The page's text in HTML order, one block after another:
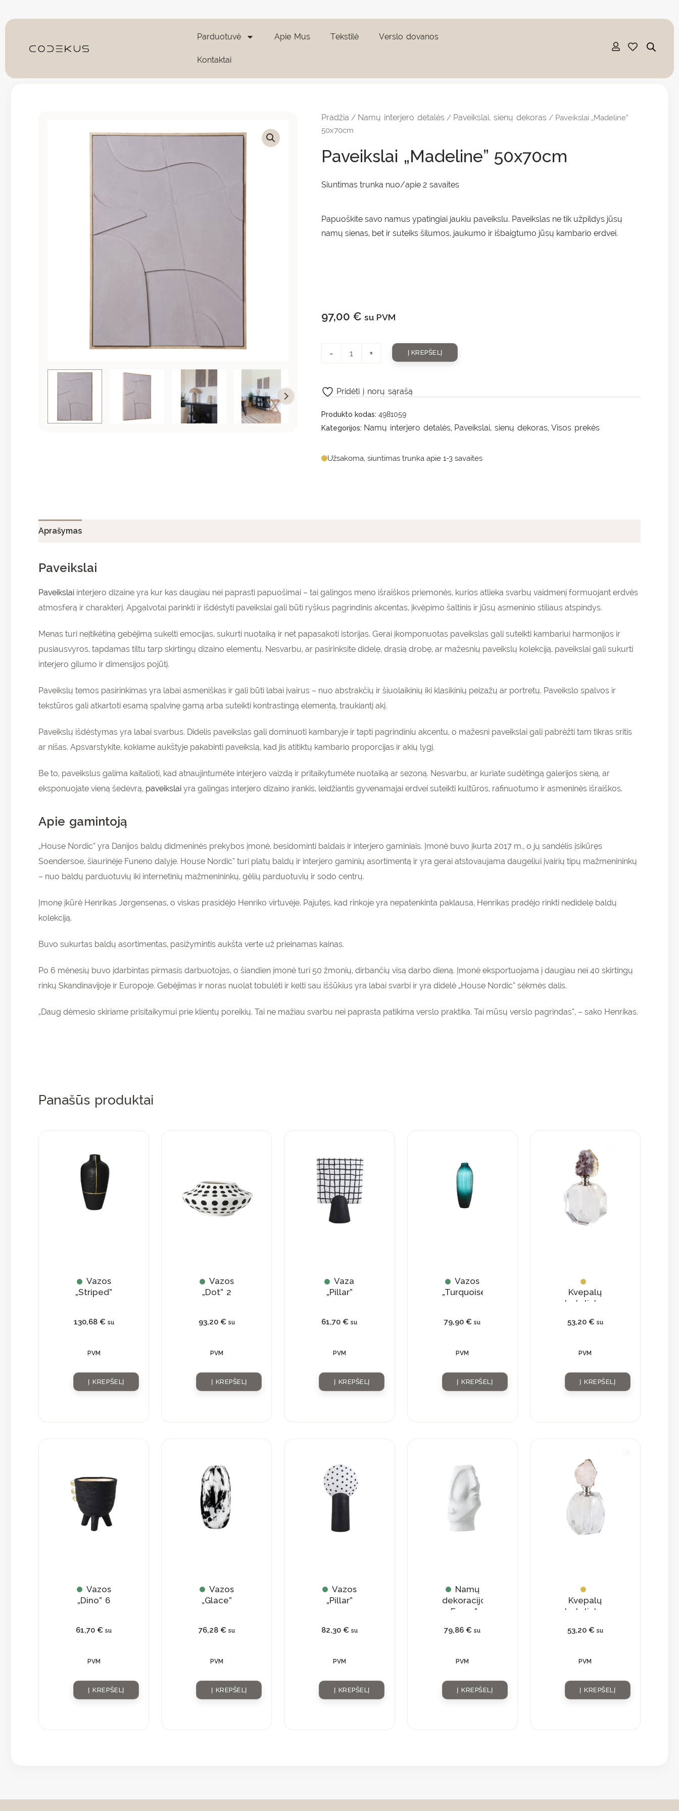
prie
Parduotuvė Apie Mus Tekstilė Verslo dovanos
Kontaktai
Pradžia / Namų interjero detalės / Paveikslai, sienų dekoras / Paveikslai „Madeline”
50x70cm
Paveikslai „Madeline” 50x70cm
Siuntimas trunka nuo/apie 2 savaites
Papuoškite savo namus ypatingiai jaukiu paveikslu. Paveikslas ne tik užpildys jūsų
namų sienas, bet ir suteiks šilumos, jaukumo ir išbaigtumo jūsų kambario erdvei.
97,00 € su PVM
-
"Madeline"
50x70cm
+ Į KREPŠELĮ
Produkto kodas:4981059
Kategorijos: Namų interjero detalės, Paveikslai, sienų dekoras,Visos prekės
Užsakoma, siuntimas trunka apie 1-3 savaites
Pridėti į norų sąrašą
Aprašymas
Paveikslai
Paveikslai interjero dizaine yra kur kas daugiau nei paprasti papuošimai – tai galingos meno išraiškos priemonės, kurios atlieka svarbų vaidmenį formuojant erdvės
atmosferą ir charakterį. Apgalvotai parinkti ir išdėstyti paveikslai gali būti ryškus pagrindinis akcentas, įkvėpimo šaltinis ir jūsų asmeninio stiliaus atspindys.
Menas turi neįtikėtiną gebėjimą sukelti emocijas, sukurti nuotaiką ir net papasakoti istorijas. Gerai įkomponuotas paveikslas gali suteikti kambariui harmonijos ir
pusiausvyros, tapdamas tiltu tarp skirtingų dizaino elementų. Nesvarbu, ar pasirinksite didelę, drąsią drobę, ar mažesnių paveikslų kolekciją, paveikslai gali sukurti
interjero gilumo ir dimensijos pojūtį.
Paveikslų temos pasirinkimas yra labai asmeniškas ir gali būti labai įvairus – nuo abstrakčių ir šiuolaikinių iki klasikinių peizažų ar portretų. Paveikslo spalvos ir
tekstūros gali atkartoti esamą spalvinę gamą arba suteikti kontrastingą elementą, traukiantį akį.
Paveikslų išdėstymas yra labai svarbus. Didelis paveikslas gali dominuoti kambaryje ir tapti pagrindiniu akcentu, o mažesni paveikslai gali pabrėžti tam tikras sritis
ar nišas. Apsvarstykite, kokiame aukštyje pakabinti paveikslą, kad jis atitiktų kambario proporcijas ir akių lygį.
Be to, paveikslus galima kaitalioti, kad atnaujintumėte interjero vaizdą ir pritaikytumėte nuotaiką ar sezoną. Nesvarbu, ar kuriate sudėtingą galerijos sieną, ar
eksponuojate vieną šedevrą, paveikslai yra galingas interjero dizaino įrankis, leidžiantis gyvenamajai erdvei suteikti kultūros, rafinuotumo ir asmeninės išraiškos.
Apie gamintoją
„House Nordic” yra Danijos baldų didmeninės prekybos įmonė, besidominti baldais ir interjero gaminiais. Įmonė buvo įkurta 2017 m., o jų sandėlis įsikūręs
Soendersoe, šiaurinėje Funeno dalyje. House Nordic” turi platų baldų ir interjero gaminių asortimentą ir yra gerai atstovaujama daugeliui įvairių tipų mažmenininkų
– nuo baldų parduotuvių iki internetinių mažmenininkų, gėlių parduotuvių ir sodo centrų.
Įmonę įkūrė Henrikas Jørgensenas, o viskas prasidėjo Henriko virtuvėje. Pajutęs, kad rinkoje yra nepatenkinta paklausa, Henrikas pradėjo rinkti nedidelę baldų
kolekciją.
Buvo sukurtas baldų asortimentas, pasižymintis aukšta verte už prieinamas kainas.
Po 6 mėnesių buvo įdarbintas pirmasis darbuotojas, o šiandien įmonė turi 50 žmonių, dirbančių visą darbo dieną. Įmonė eksportuojama į daugiau nei 40 skirtingų
rinkų Skandinavijoje ir Europoje. Gebėjimas ir noras nuolat tobulėti ir kelti sau iššūkius yra labai svarbi ir yra didelė „House Nordic” sėkmės dalis.
„Daug dėmesio skiriame prisitaikymui prie klientų poreikių. Tai ne mažiau svarbu nei paprasta patikima verslo praktika. Tai mūsų verslo pagrindas”, – sako Henrikas.
Panašūs produktai
Vazos
„Striped”
130,68 € su
PVM
Į KREPŠELĮ
Vazos
„Dot” 2
93,20 € su
PVM
Į KREPŠELĮ
Vaza
„Pillar”
61,70€ su
PVM
Į KREPŠELĮ
Vazos
„Turquoise”
79,90€ su
PVM
Į KREPŠELĮ
Kvepalų
buteliukas
natūraliu
53,20 € su
PVM
Į KREPŠELĮ
Vazos
„Dino” 6
61,70€ su
PVM
Į KREPŠELĮ
Vazos
„Glace”
76,28 € su
PVM
Į KREPŠELĮ
Vazos
„Pillar”
82,30 € su
PVM
Į KREPŠELĮ
Namų
dekoracijos
„Faces”
79,86€ su
PVM
Į KREPŠELĮ
Kvepalų
buteliukas
natūraliu
53,20 € su
PVM
Į KREPŠELĮ